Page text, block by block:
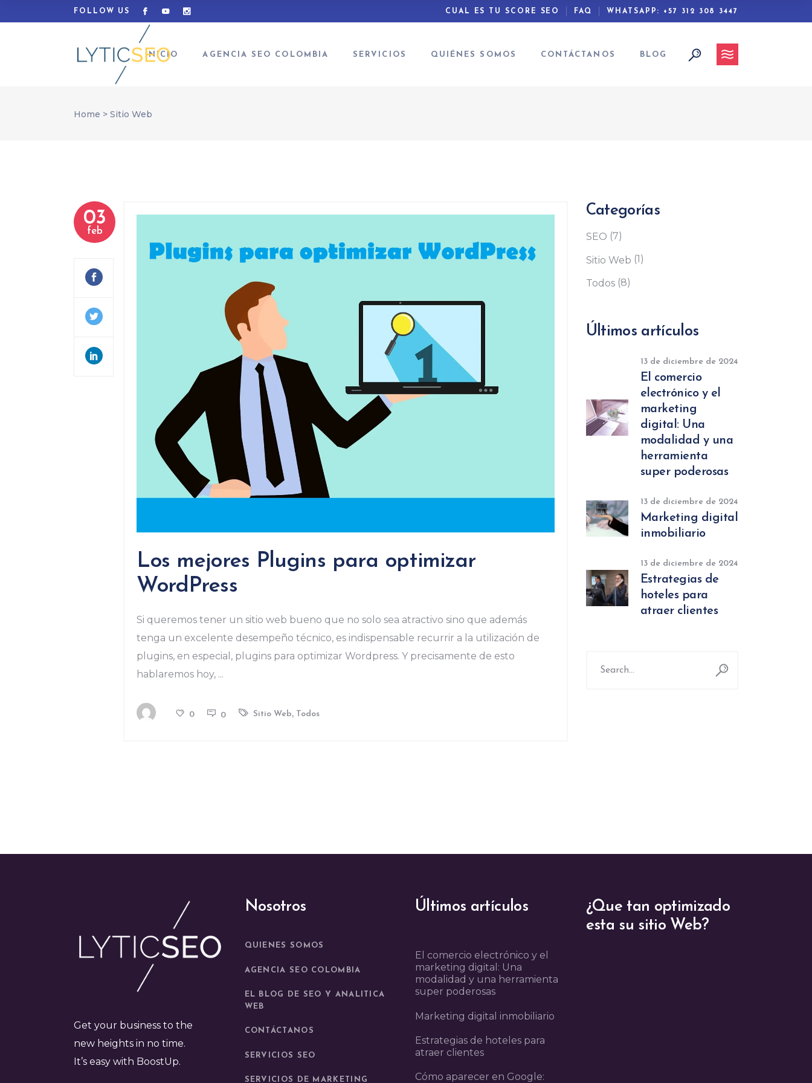
FOLLOW US CUAL ES TU SCORE SEO FAQ WHATSAPP: +57 312 308 3447
INICIO AGENCIA SEO COLOMBIA SERVICIOS QUIÉNES SOMOS CONTÁCTANOS BLOG
Home > Sitio Web
03
feb
Los mejores Plugins para optimizar
WordPress
Si queremos tener un sitio web bueno que no solo sea atractivo sino que además
tenga un excelente desempeño técnico, es indispensable recurrir a la utilización de
plugins, en especial, plugins para optimizar Wordpress. Y precisamente de esto
hablaremos hoy,
0 0 Sitio Web, Todos
Categorías
SEO (7)
Sitio Web (1)
Todos(8)
Últimos artículos
13 de diciembre de 2024
El comercio
electrónico y el
marketing
digital: Una
modalidad y una
herramienta
super poderosas
13 de diciembre de 2024
Marketing digital
inmobiliario
13 de diciembre de 2024
Estrategias de
hoteles para
atraer clientes
for:
Get your business to the
new heights in no time.
It’s easy with BoostUp.
Nosotros
QUIENES SOMOS
AGENCIA SEO COLOMBIA
EL BLOG DE SEO Y ANALITICA
WEB
CONTÁCTANOS
SERVICIOS SEO
SERVICIOS DE MARKETING
Últimos artículos
El comercio electrónico y el
marketing digital: Una
modalidad y una herramienta
super poderosas
Marketing digital inmobiliario
Estrategias de hoteles para
atraer clientes
Cómo aparecer en Google:
¿Que tan optimizado
esta su sitio Web?